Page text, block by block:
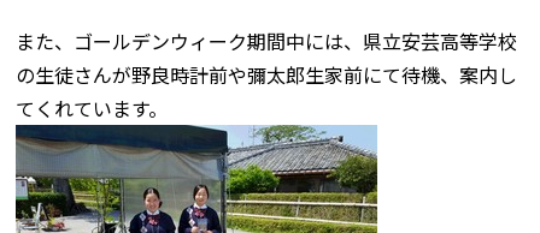
また、ゴールデンウィーク期間中には、県立安芸高等学校
の生徒さんが野良時計前や彌太郎生家前にて待機、案内し
てくれています。